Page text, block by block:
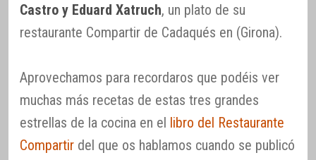
Castro y Eduard Xatruch, un plato de su
restaurante Compartir de Cadaqués en (Girona).
Aprovechamos para recordaros que podéis ver
muchas más recetas de estas tres grandes
estrellas de la cocina en el libro del Restaurante
Compartir del que os hablamos cuando se publicó